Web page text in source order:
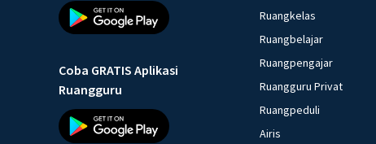
Coba GRATIS Aplikasi
Ruangguru
Ruangkelas
Ruangbelajar
Ruangpengajar
Ruangguru Privat
Ruangpeduli
Airis